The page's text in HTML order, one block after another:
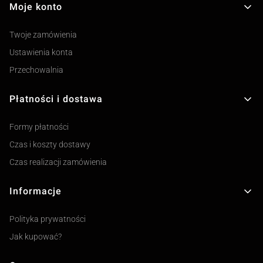
Moje konto
Twoje zamówienia
Ustawienia konta
Przechowalnia
Płatności i dostawa
Formy płatności
Czas i koszty dostawy
Czas realizacji zamówienia
Informacje
Polityka prywatności
Jak kupować?